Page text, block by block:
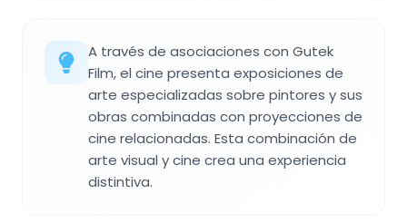
A través de asociaciones con Gutek
Film, el cine presenta exposiciones de
arte especializadas sobre pintores y sus
obras combinadas con proyecciones de
cine relacionadas. Esta combinación de
arte visual y cine crea una experiencia
distintiva.